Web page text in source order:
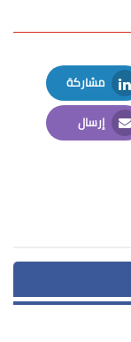
مشاركة
LinkedIn
إرسال
Email